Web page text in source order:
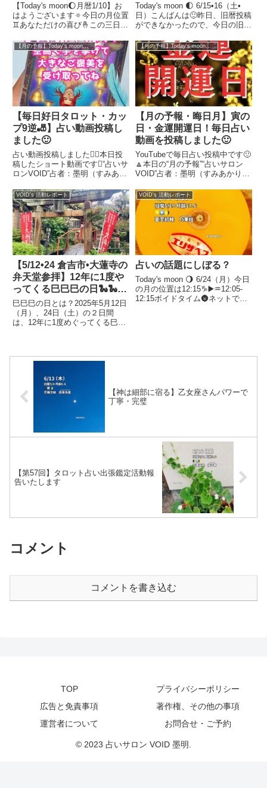
【Today's moon🌔月暦1/10】お
はようございます🔅今日の月位置
♊️あなただけの喜び🤞この三日
に、寒波がやってくるとは👀不思
議ですが、小鳥たちはさえずり、
飛び回っている姿を見かけます。
私も季節はずれの...
Today's moon 🌓 6/15•16（土•
日）こんばんは🙂昨日、旧暦投稿
ができなかったので、今日の旧暦
今日の月の位置は3:13♍️▶️♎️2:53-
3:13ボイドタイム🌚日々邁進して
も身だしなみを忘れず...
【月の予報】Today's moon（一日運）
【毎日好日タロット・カッ
プ9逆🎳】占い動画投稿し
ました🙂
占い動画投稿しました本日投
稿したショート動画です“占いサ
ロンVOID”占者：墨明（すみあか
起こる⁈いいことを占います。少
しでも参考になるとうれしいです
諾見たときがタイミング❗️今日で
も、明日でも、あなたが...
【月の予報】Today's moon（一日運）
【月の予報・晦日月】寅の
日・金運開運日！毎日占い
動画を投稿しました🙂
YouTubeで毎日占い投稿中です🙂
🔼本日の“月の予報”“占いサロン
VOID”占者：墨明（すみあかり）
気・七十二候、日干支などをもと
に、日本に住むみなさんの一日運
気やラッキーアクションを占いま
す。少しでも参考に...
VOID's 活動レポート
【5/12•24 倉吉市•大蓮寺の
弁天堂参拝】12年に1度や
ってくる巳巳巳の日🐍🐍🐍
二日間。
巳巳巳の日とは？2025年5月12日
（月）、24日（土）の２日間
は、12年に1度めぐってくる巳が
は巳の日にあたるため、巳が３つ
VOID's 活動レポート
占いの話題にしぼる？
Today's moon 🌖 6/24（月）今日
の月の位置は12:15♑️▶️♒️12:05-
12:15ボイドタイム🌚ネットで事
【神は細部に宿る】乙女座さんパワーで
丁寧・完璧
【第57回】タロット占い出張鑑定活動報
告いたします
コメント
コメントを書き込む
TOP
プライバシーポリシー
広告と免責事項
著作権、その他の事項
運営者について
お問合せ・ご予約
© 2023 占いサロン VOID 墨明.